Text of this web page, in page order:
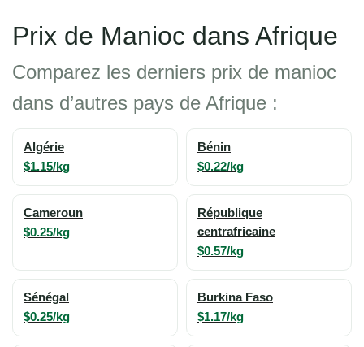
Prix de Manioc dans Afrique
Comparez les derniers prix de manioc
dans d’autres pays de Afrique :
Algérie
$1.15/kg
Bénin
$0.22/kg
Cameroun
$0.25/kg
République
centrafricaine
$0.57/kg
Sénégal
$0.25/kg
Burkina Faso
$1.17/kg